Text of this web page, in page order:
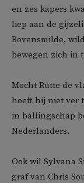
en zes kapers
liep aan de
Bovensmilde,
bewegen zich in
Mocht Rutte de
hoeft hij niet ver
in ballingschap
Nederlanders.
Ook wil Sylvana
graf van Chris